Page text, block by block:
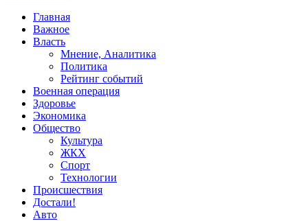
Главная
Важное
Власть
Мнение, Аналитика
Политика
Рейтинг событий
Военная операция
Здоровье
Экономика
Общество
Культура
ЖКХ
Спорт
Технологии
Происшествия
Достали!
Авто